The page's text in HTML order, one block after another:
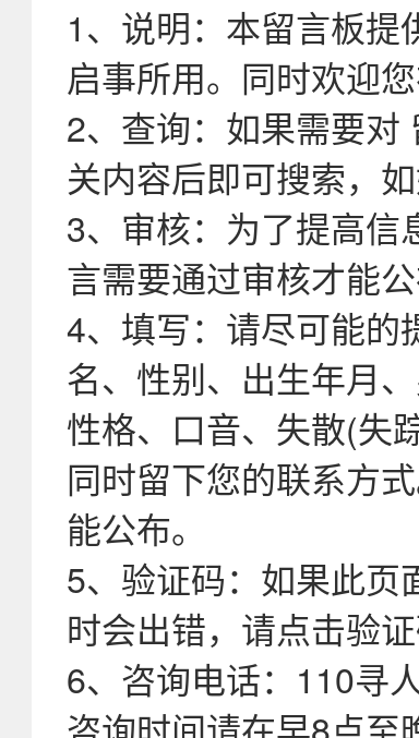
1、说明：本留言板提
启事所用。同时欢迎
2、查询：如果需要对
关内容后即可搜索，如
3、审核：为了提高信
言需要通过审核才能公
4、填写：请尽可能的
名、性别、出生年月
性格、口音、失散(失
同时留下您的联系方
能公布。
5、验证码：如果此页
时会出错，请点击验证
6、咨询电话：110寻